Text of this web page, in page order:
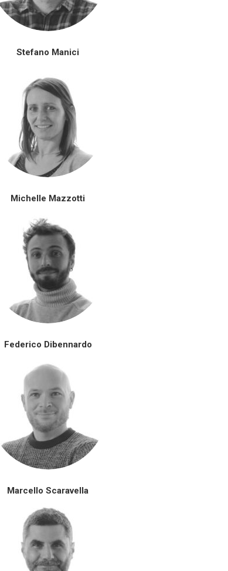
Stefano Manici
Michelle Mazzotti
Federico Dibennardo
Marcello Scaravella